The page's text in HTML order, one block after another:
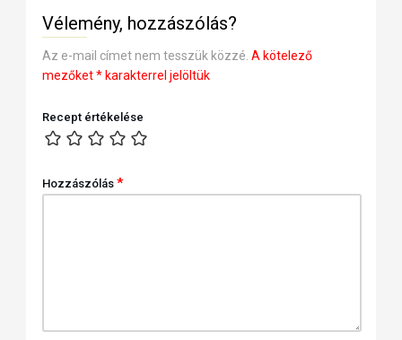
Vélemény, hozzászólás?
Az e-mail címet nem tesszük közzé. A kötelező
mezőket*karakterrel jelöltük
Recept értékelése
Hozzászólás *